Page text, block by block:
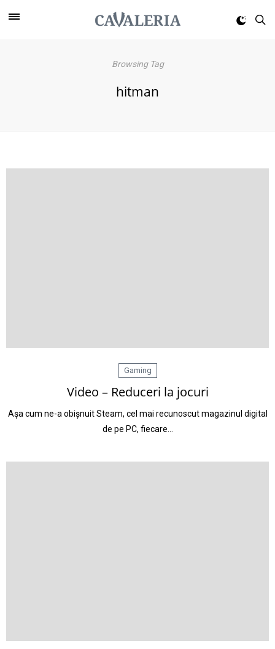
Browsing Tag
hitman
Gaming
Video – Reduceri la jocuri
Așa cum ne-a obișnuit Steam, cel mai recunoscut magazinul digital
de pe PC, fiecare…